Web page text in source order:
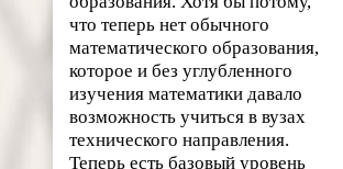
что теперь нет обычного
математического образования,
которое и без углубленного
изучения математики давало
возможность учиться в вузах
технического направления.
Теперь есть базовый уровень